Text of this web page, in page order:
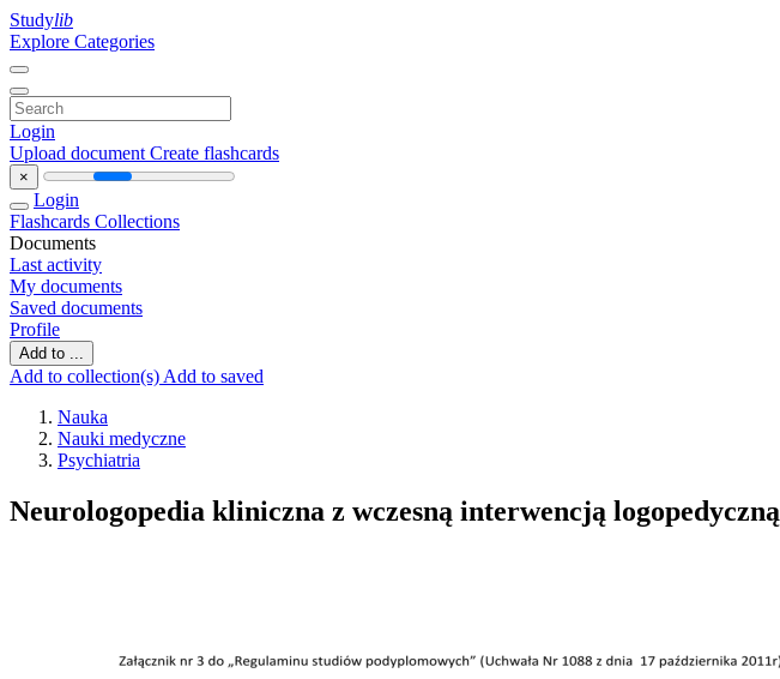
Studylib
Explore Categories
Login
Upload document Create flashcards
×
Login
Flashcards Collections
Documents
Last activity
My documents
Saved documents
Profile
Add to ...
Add to collection(s) Add to saved
Nauka
Nauki medyczne
Psychiatria
Neurologopedia kliniczna z wczesną interwencją logopedyczną